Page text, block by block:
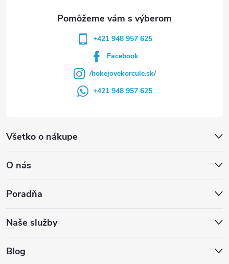
Všetko o nákupe
O nás
Poradňa
Naše služby
Blog
+421 948 957 625
Facebook
/hokejovekorcule.sk/
+421 948 957 625